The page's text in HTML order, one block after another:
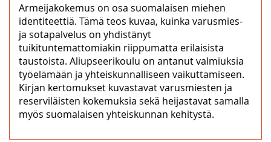
Armeijakokemus on osa suomalaisen miehen
identiteettiä. Tämä teos kuvaa, kuinka varusmies-
ja sotapalvelus on yhdistänyt
tuikituntemattomiakin riippumatta erilaisista
taustoista. Aliupseerikoulu on antanut valmiuksia
työelämään ja yhteiskunnalliseen vaikuttamiseen.
Kirjan kertomukset kuvastavat varusmiesten ja
reserviläisten kokemuksia sekä heijastavat samalla
myös suomalaisen yhteiskunnan kehitystä.